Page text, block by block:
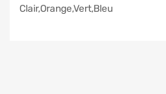
Clair,Orange,Vert,Bleu